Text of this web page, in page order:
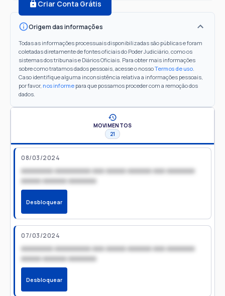
Criar Conta Grátis
Origem das informações
Todas as informações processuais disponibilizadas são públicas e foram
coletadas diretamente de fontes oficiais do Poder Judiciário, como os
sistemas dos tribunais e Diários Oficiais. Para obter mais informações
sobre como tratamos dados pessoais, acesse o nossoTermos de uso.
Caso identifique alguma inconsistência relativa a informações pessoais,
por favor, nos informe para que possamos proceder com a remoção dos
dados.
MOVIMENTOS
21
08/03/2024
xxxxxxxx xxxxxxxxx xxx xxxxx xxxxxx xxx xxxxxxx
xxxxx xxxxxx xxxxxxx
Desbloquear
07/03/2024
xxxxxxxx xxxxxxxxx xxx xxxxx xxxxxx xxx xxxxxxx
xxxxx xxxxxx xxxxxxx
Desbloquear